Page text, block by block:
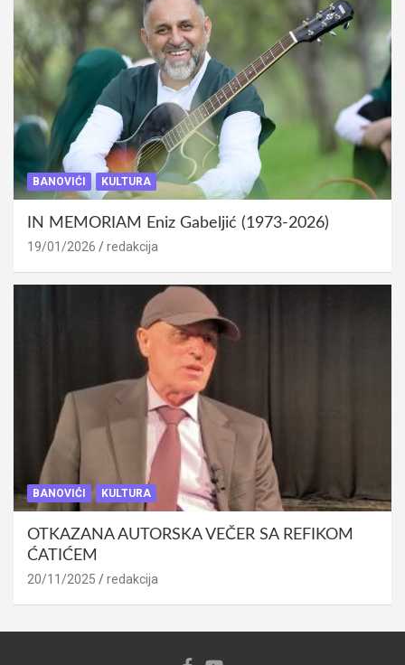
BANOVIĆI KULTURA
IN MEMORIAM Eniz Gabeljić (1973-2026)
19/01/2026 redakcija
BANOVIĆI KULTURA
OTKAZANA AUTORSKA VEČER SA REFIKOM
ĆATIĆEM
20/11/2025 redakcija